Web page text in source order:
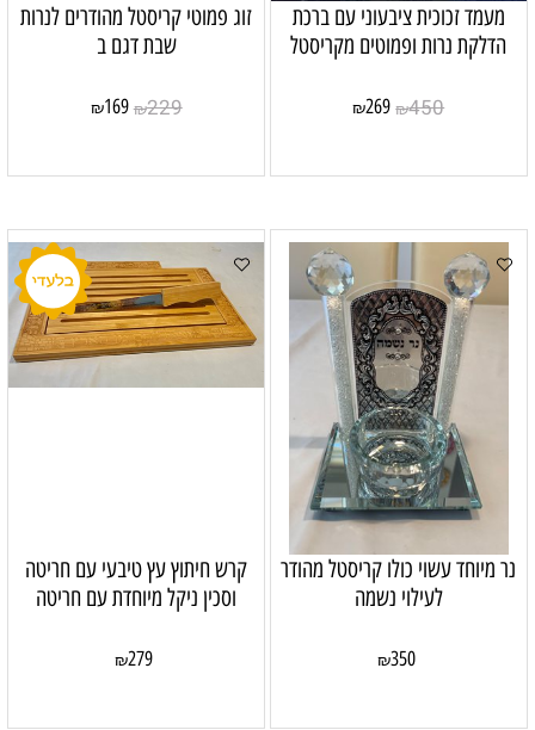
מעמד זכוכית ציבעוני עם ברכת
הדלקת נרות ופמוטים מקריסטל
₪450
₪269
זוג פמוטי קריסטל מהודרים לנרות
שבת דגם ב
₪229
₪169
נר מיוחד עשוי כולו קריסטל מהודר
לעילוי נשמה
₪350
קרש חיתוץ עץ טיבעי עם חריטה
וסכין ניקל מיוחדת עם חריטה
₪279